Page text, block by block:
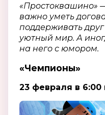
«Простоквашино»
важно уметь
поддерживать
уютный мир. А
на него с юмором.
«Чемпионы»
23 февраля в 6:00